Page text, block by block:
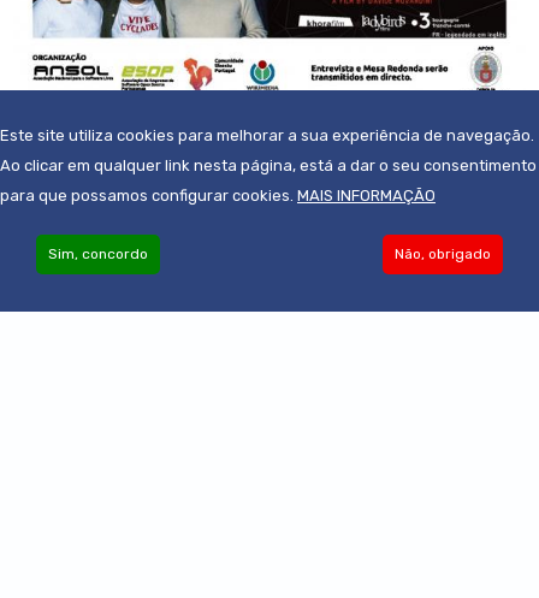
Become an Associate
Este site utiliza cookies para melhorar a sua experiência de navegação.
Ao clicar em qualquer link nesta página, está a dar o seu consentimento
para que possamos configurar cookies. MAIS INFORMAÇÃO
Não, obrigado
Sim, concordo